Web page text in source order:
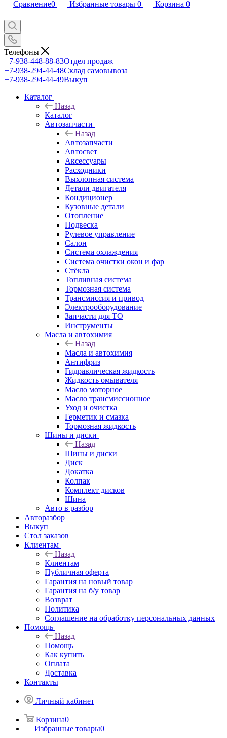
Сравнение0 Избранные товары 0 Корзина 0
Телефоны
+7-938-448-88-83Отдел продаж
+7-938-294-44-48Склад самовывоза
+7-938-294-44-49Выкуп
Каталог
Назад
Каталог
Автозапчасти
Назад
Автозапчасти
Автосвет
Аксессуары
Расходники
Выхлопная система
Детали двигателя
Кондиционер
Кузовные детали
Отопление
Подвеска
Рулевое управление
Салон
Система охлаждения
Система очистки окон и фар
Стёкла
Топливная система
Тормозная система
Трансмиссия и привод
Электрооборудование
Запчасти для ТО
Инструменты
Масла и автохимия
Назад
Масла и автохимия
Антифриз
Гидравлическая жидкость
Жидкость омывателя
Масло моторное
Масло трансмиссионное
Уход и очистка
Герметик и смазка
Тормозная жидкость
Шины и диски
Назад
Шины и диски
Диск
Докатка
Колпак
Комплект дисков
Шина
Авто в разбор
Авторазбор
Выкуп
Стол заказов
Клиентам
Назад
Клиентам
Публичная оферта
Гарантия на новый товар
Гарантия на б/у товар
Возврат
Политика
Соглашение на обработку персональных данных
Помощь
Назад
Помощь
Как купить
Оплата
Доставка
Контакты
Личный кабинет
Корзина0
Избранные товары0